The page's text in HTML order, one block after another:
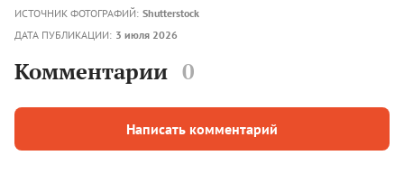
ИСТОЧНИК ФОТОГРАФИЙ: Shutterstock
ДАТА ПУБЛИКАЦИИ: 3 июля 2026
Комментарии 0
Написать комментарий